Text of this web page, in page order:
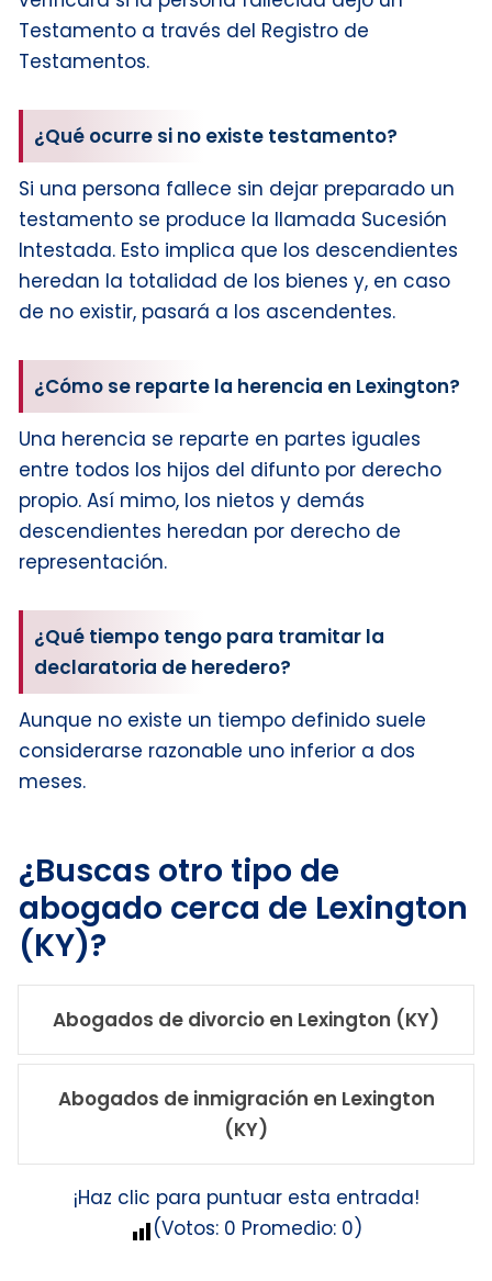
Testamento a través del Registro de
Testamentos.
¿Qué ocurre si no existe testamento?
Si una persona fallece sin dejar preparado un
testamento se produce la llamada Sucesión
Intestada. Esto implica que los descendientes
heredan la totalidad de los bienes y, en caso
de no existir, pasará a los ascendentes.
¿Cómo se reparte la herencia en Lexington?
Una herencia se reparte en partes iguales
entre todos los hijos del difunto por derecho
propio. Así mimo, los nietos y demás
descendientes heredan por derecho de
representación.
¿Qué tiempo tengo para tramitar la
declaratoria de heredero?
Aunque no existe un tiempo definido suele
considerarse razonable uno inferior a dos
meses.
¿Buscas otro tipo de
abogado cerca de Lexington
(KY)?
Abogados de divorcio en Lexington (KY)
Abogados de inmigración en Lexington
(KY)
¡Haz clic para puntuar esta entrada!
(Votos: 0 Promedio: 0)